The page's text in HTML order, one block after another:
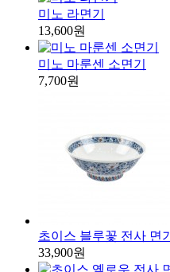
미노 라면기
13,600원
미노 마룬센 소면기
7,700원
초이스 블루꽃 전사 면기
33,900원